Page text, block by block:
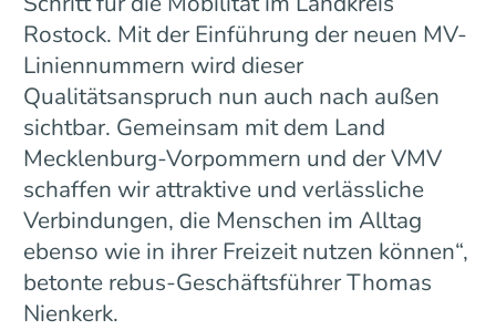
Rostock. Mit der Einführung der neuen MV-
Liniennummern wird dieser
Qualitätsanspruch nun auch nach außen
sichtbar. Gemeinsam mit dem Land
Mecklenburg-Vorpommern und der VMV
schaffen wir attraktive und verlässliche
Verbindungen, die Menschen im Alltag
ebenso wie in ihrer Freizeit nutzen können“,
betonte rebus-Geschäftsführer Thomas
Nienkerk.